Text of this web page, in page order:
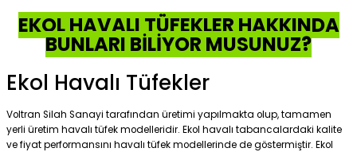
EKOL HAVALI TÜFEKLER HAKKINDA
BUNLARI BİLİYOR MUSUNUZ?
Ekol Havalı Tüfekler
Voltran Silah Sanayi tarafından üretimi yapılmakta olup, tamamen
yerli üretim havalı tüfek modelleridir. Ekol havalı tabancalardaki kalite
ve fiyat performansını havalı tüfek modellerinde de göstermiştir. Ekol